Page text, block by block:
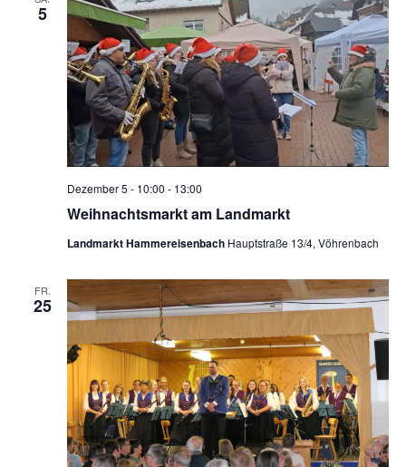
5
Weihnachtsmarkt am Landmarkt
Dezember 5 - 10:00 - 13:00
Landmarkt Hammereisenbach Hauptstraße 13/4, Vöhrenbach
FR.
25